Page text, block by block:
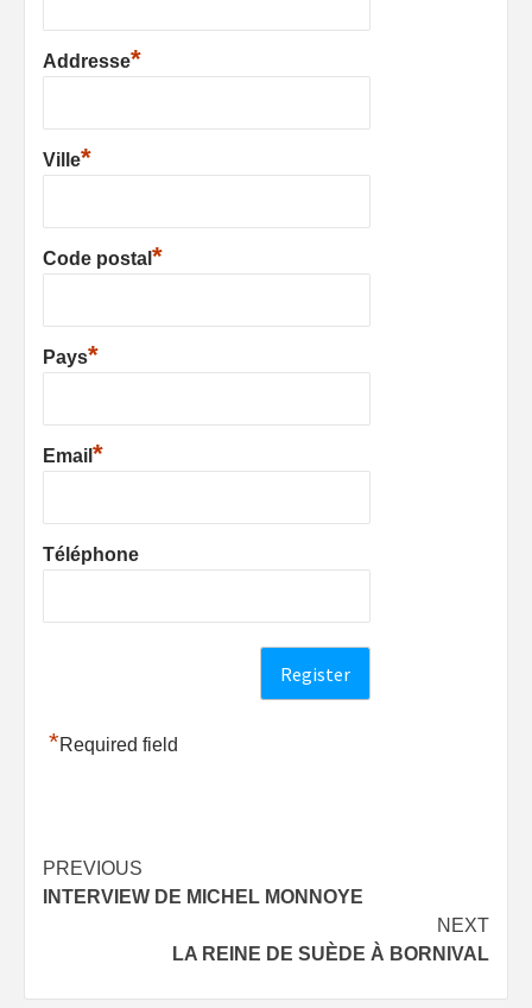
Addresse*
Ville*
Code postal *
Pays*
Email *
Téléphone
*Required field
Post
navigation
PREVIOUS
INTERVIEW DE MICHEL MONNOYE
NEXT
LA REINE DE SUÈDE À BORNIVAL